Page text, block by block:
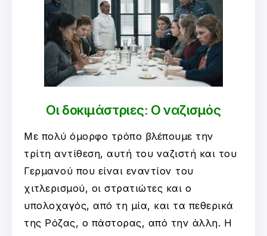
Οι δοκιμάστριες: Ο ναζισμός
Με πολύ όμορφο τρόπο βλέπουμε την
τρίτη αντίθεση, αυτή του ναζιστή και του
Γερμανού που είναι εναντίον του
χιτλερισμού, οι στρατιώτες και ο
υπολοχαγός, από τη μία, και τα πεθερικά
της Ρόζας, ο πάστορας, από την άλλη. Η